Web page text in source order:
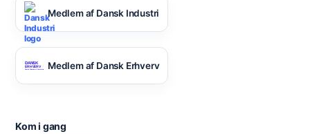
Medlem af Dansk Industri
Medlem af Dansk Erhverv
Kom i gang